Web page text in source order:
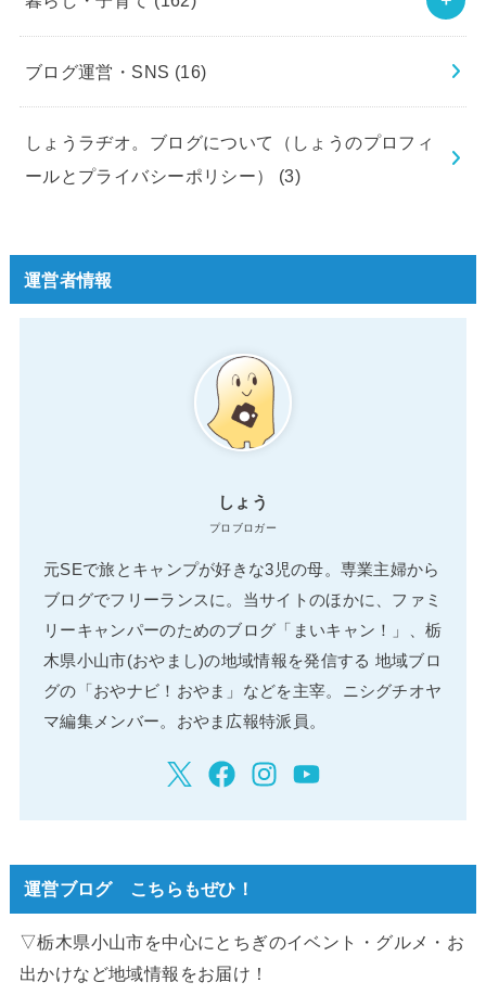
ブログ運営・SNS (16)
しょうラヂオ。ブログについて（しょうのプロフィ
ールとプライバシーポリシー） (3)
運営者情報
しょう
プロブロガー
元SEで旅とキャンプが好きな3児の母。専業主婦から
ブログでフリーランスに。当サイトのほかに、ファミ
リーキャンパーのためのブログ「まいキャン！」、栃
木県小山市(おやまし)の地域情報を発信する 地域ブロ
グの「おやナビ！おやま」などを主宰。ニシグチオヤ
マ編集メンバー。おやま広報特派員。
運営ブログ こちらもぜひ！
▽栃木県小山市を中心にとちぎのイベント・グルメ・お
出かけなど地域情報をお届け！